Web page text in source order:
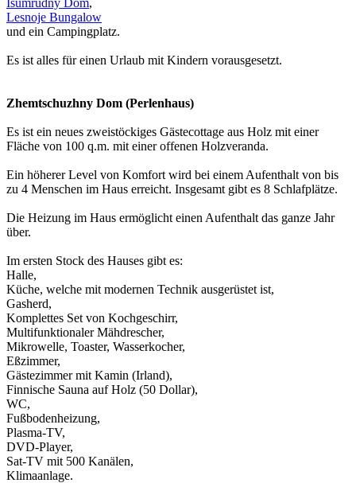
Lesnoje Bungalow
und ein Campingplatz.
Es ist alles für einen Urlaub mit Kindern vorausgesetzt.
Zhemtschuzhny Dom (Perlenhaus)
Es ist ein neues zweistöckiges Gästecottage aus Holz mit einer
Fläche von 100 q.m. mit einer offenen Holzveranda.
Ein höherer Level von Komfort wird bei einem Aufenthalt von bis
zu 4 Menschen im Haus erreicht. Insgesamt gibt es 8 Schlafplätze.
Die Heizung im Haus ermöglicht einen Aufenthalt das ganze Jahr
über.
Im ersten Stock des Hauses gibt es:
Halle,
Küche, welche mit modernen Technik ausgerüstet ist,
Gasherd,
Komplettes Set von Kochgeschirr,
Multifunktionaler Mähdrescher,
Mikrowelle, Toaster, Wasserkocher,
Eßzimmer,
Gästezimmer mit Kamin (Irland),
Finnische Sauna auf Holz (50 Dollar),
WC,
Fußbodenheizung,
Plasma-TV,
DVD-Player,
Sat-TV mit 500 Kanälen,
Klimaanlage.